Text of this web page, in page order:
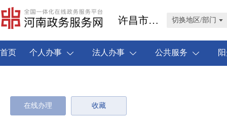
许昌市禹州市 切换地区/部门
首页 个人办事 法人办事 公共服务
在线办理 收藏